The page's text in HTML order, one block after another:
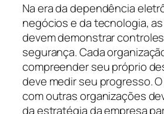
Na era da dependência
negócios e da tecnologia,
devem demonstrar
segurança. Cada
compreender seu próprio
deve medir seu progresso. O
com outras organizações
da estratégia da empresa